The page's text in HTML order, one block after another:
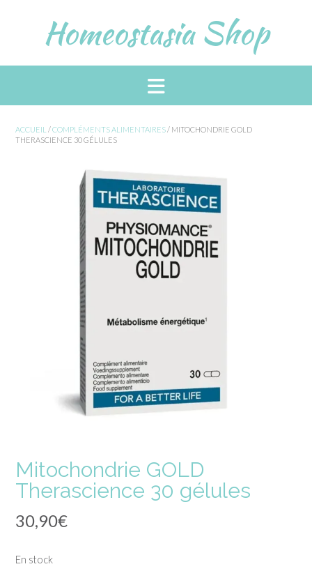
Homeostasia Shop
ACCUEIL /COMPLÉMENTS ALIMENTAIRES/ MITOCHONDRIE GOLD
THERASCIENCE 30 GÉLULES
Mitochondrie GOLD
Therascience 30 gélules
30,90€
En stock